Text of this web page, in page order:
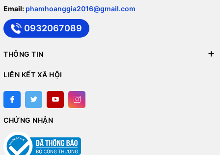
Email: phamhoanggia2016@gmail.com
0932067089
THÔNG TIN
LIÊN KẾT XÃ HỘI
CHỨNG NHẬN